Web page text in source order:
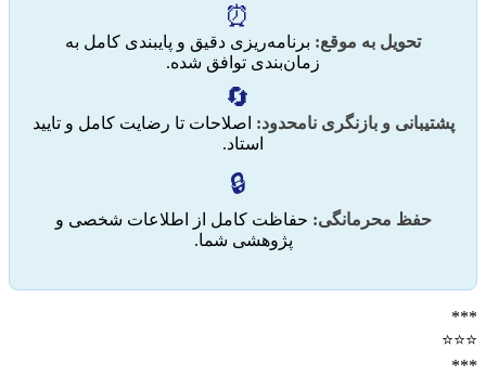
⏰
تحویل به موقع: برنامه‌ریزی دقیق و پایبندی کامل به
زمان‌بندی توافق شده.
🔄
پشتیبانی و بازنگری نامحدود: اصلاحات تا رضایت کامل و تایید
استاد.
🔒
حفظ محرمانگی: حفاظت کامل از اطلاعات شخصی و
پژوهشی شما.
***
⭐️⭐️⭐️
***